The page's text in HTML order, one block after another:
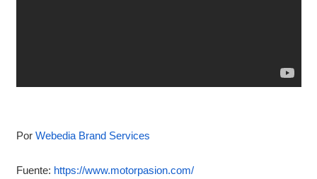
Por Webedia Brand Services
Fuente: https://www.motorpasion.com/